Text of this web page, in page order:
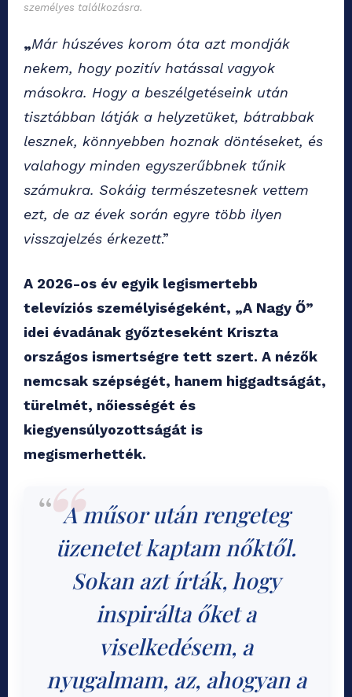
személyes találkozásra.
„Már húszéves korom óta azt mondják
nekem, hogy pozitív hatással vagyok
másokra. Hogy a beszélgetéseink után
tisztábban látják a helyzetüket, bátrabbak
lesznek, könnyebben hoznak döntéseket, és
valahogy minden egyszerűbbnek tűnik
számukra. Sokáig természetesnek vettem
ezt, de az évek során egyre több ilyen
visszajelzés érkezett.”
A 2026-os év egyik legismertebb
televíziós személyiségeként, „A Nagy Ő”
idei évadának győzteseként Kriszta
országos ismertségre tett szert. A nézők
nemcsak szépségét, hanem higgadtságát,
türelmét, nőiességét és
kiegyensúlyozottságát is
megismerhették.
A műsor után rengeteg
üzenetet kaptam nőktől.
Sokan azt írták, hogy
inspirálta őket a
viselkedésem, a
nyugalmam, az, ahogyan a